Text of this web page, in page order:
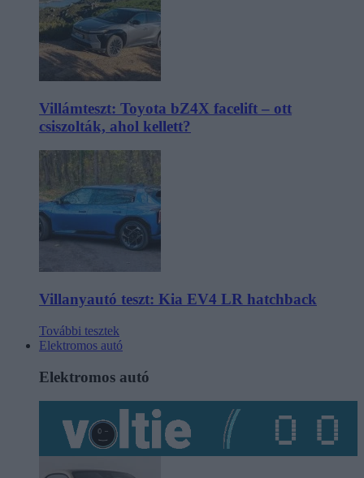
Villámteszt: Toyota bZ4X facelift – ott
csiszolták, ahol kellett?
Villanyautó teszt: Kia EV4 LR hatchback
További tesztek
Elektromos autó
Elektromos autó